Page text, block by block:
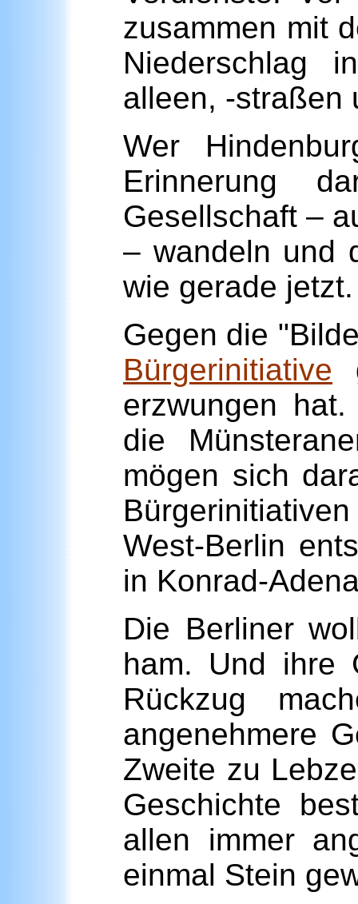
zusammen mit
Niederschlag
alleen, -straßen
Wer
Erinnerung
Gesellschaft –
– wandeln und
wie gerade jetzt.
Gegen die
Bürgerinitiative
erzwungen
die
mögen sich
West-Berlin
in Konrad-
Die Berliner
ham. Und ihre
Rückzug
angenehmere
Zweite zu
Geschichte
allen immer
einmal Stein